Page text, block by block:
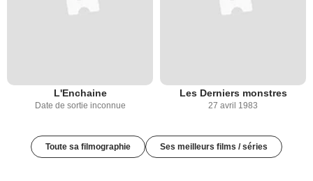
L'Enchaine
Date de sortie inconnue
Les Derniers monstres
27 avril 1983
Toute sa filmographie Ses meilleurs films / séries